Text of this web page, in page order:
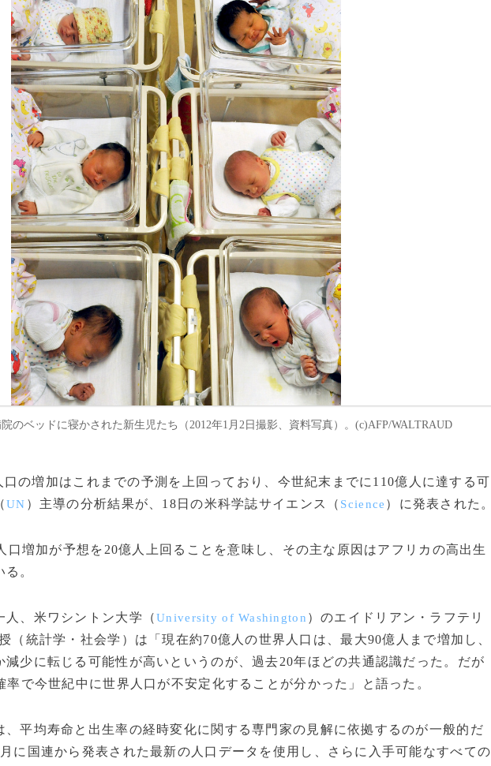
のベッドに寝かされた新生児たち（2012年1月2日撮影、資料写真）。(c)AFP/WALTRAUD
口の増加はこれまでの予測を上回っており、今世紀末までに110億人に達する可
UN ）主導の分析結果が、18日の米科学誌サイエンス（ Science ）に発表された。
増加が予想を20億人上回ることを意味し、その主な原因はアフリカの高出生
。
、米ワシントン大学（University of Washington ）のエイドリアン・ラフテリ
（統計学・社会学）は「現在約70億人の世界人口は、最大90億人まで増加し、
減少に転じる可能性が高いというのが、過去20年ほどの共通認識だった。だが
率で今世紀中に世界人口が不安定化することが分かった」と語った。
平均寿命と出生率の経時変化に関する専門家の見解に依拠するのが一般的だ
に国連から発表された最新の人口データを使用し、さらに入手可能なすべての